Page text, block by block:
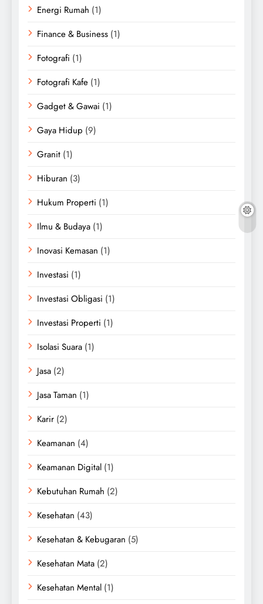
Energi Rumah (1)
Finance & Business (1)
Fotografi (1)
Fotografi Kafe (1)
Gadget & Gawai (1)
Gaya Hidup (9)
Granit (1)
Hiburan (3)
Hukum Properti (1)
Ilmu & Budaya (1)
Inovasi Kemasan (1)
Investasi (1)
Investasi Obligasi (1)
Investasi Properti (1)
Isolasi Suara (1)
Jasa (2)
Jasa Taman (1)
Karir (2)
Keamanan (4)
Keamanan Digital (1)
Kebutuhan Rumah (2)
Kesehatan (43)
Kesehatan & Kebugaran (5)
Kesehatan Mata (2)
Kesehatan Mental (1)